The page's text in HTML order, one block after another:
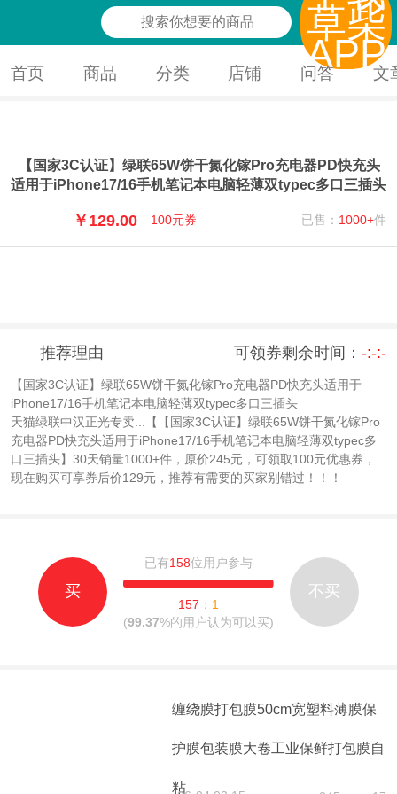
草柴
APP
首页 商品 分类 店铺 问答 文
【国家3C认证】绿联65W饼干氮化镓Pro充电器PD快充头
适用于iPhone17/16手机笔记本电脑轻薄双typec多口三插头
￥129.00 100元券 已售： 1000+件
推荐理由 可领券剩余时间：-:-:-
【国家3C认证】绿联65W饼干氮化镓Pro充电器PD快充头适用于
iPhone17/16手机笔记本电脑轻薄双typec多口三插头
天猫绿联中汉正光专卖...【【国家3C认证】绿联65W饼干氮化镓Pro
充电器PD快充头适用于iPhone17/16手机笔记本电脑轻薄双typec多
口三插头】30天销量1000+件，原价245元，可领取100元优惠券，
现在购买可享券后价129元，推荐有需要的买家别错过！！！
买
已有158位用户参与
157 ： 1
(99.37%的用户认为可以买)
不买
缠绕膜打包膜50cm宽塑料薄膜保
护膜包装膜大卷工业保鲜打包膜自
粘